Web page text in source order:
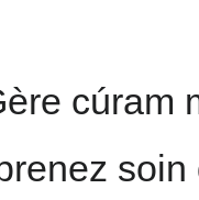
cúram